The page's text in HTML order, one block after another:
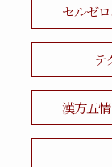
セルゼ
テ
漢方五